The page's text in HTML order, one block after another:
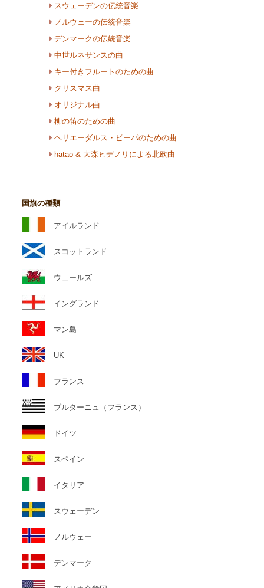
スウェーデンの伝統音楽
ノルウェーの伝統音楽
デンマークの伝統音楽
中世ルネサンスの曲
キー付きフルートのための曲
クリスマス曲
オリジナル曲
柳の笛のための曲
ヘリエーダルス・ピーパのための曲
hatao & 大森ヒデノリによる北欧曲
国旗の種類
アイルランド
スコットランド
ウェールズ
イングランド
マン島
UK
フランス
ブルターニュ（フランス）
ドイツ
スペイン
イタリア
スウェーデン
ノルウェー
デンマーク